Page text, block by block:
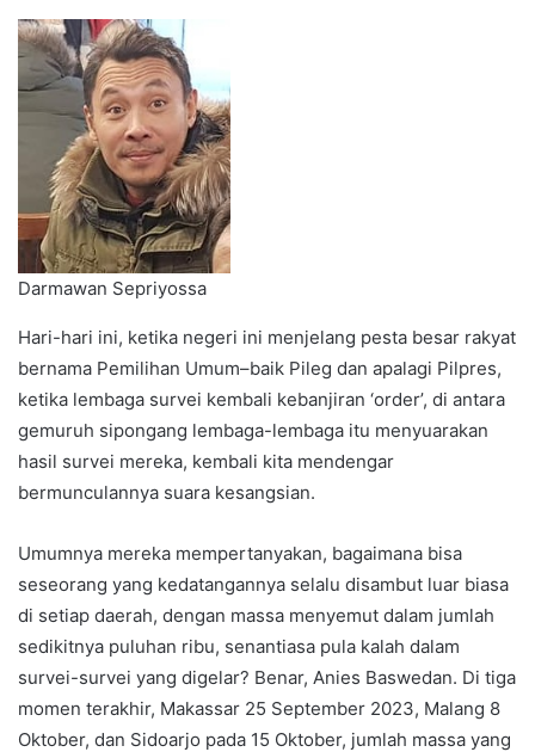
Darmawan Sepriyossa
Hari-hari ini, ketika negeri ini menjelang pesta besar rakyat
bernama Pemilihan Umum–baik Pileg dan apalagi Pilpres,
ketika lembaga survei kembali kebanjiran ‘order’, di antara
gemuruh sipongang lembaga-lembaga itu menyuarakan
hasil survei mereka, kembali kita mendengar
bermunculannya suara kesangsian.
Umumnya mereka mempertanyakan, bagaimana bisa
seseorang yang kedatangannya selalu disambut luar biasa
di setiap daerah, dengan massa menyemut dalam jumlah
sedikitnya puluhan ribu, senantiasa pula kalah dalam
survei-survei yang digelar? Benar, Anies Baswedan. Di tiga
momen terakhir, Makassar 25 September 2023, Malang 8
Oktober, dan Sidoarjo pada 15 Oktober, jumlah massa yang